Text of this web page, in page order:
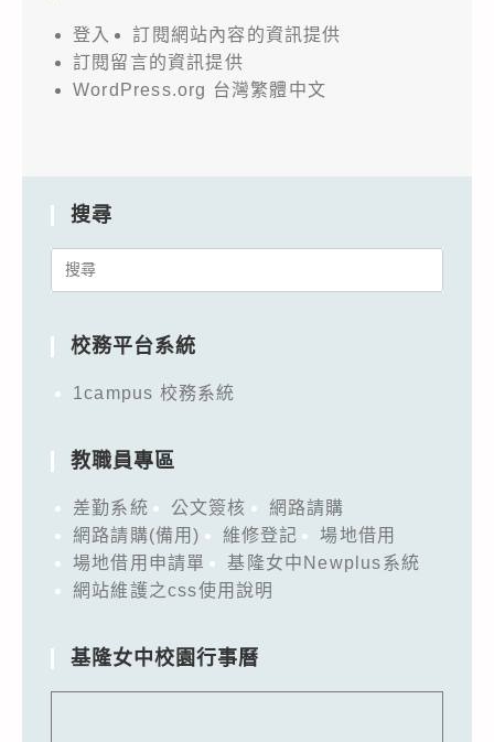
登入
訂閱網站內容的資訊提供
訂閱留言的資訊提供
WordPress.org 台灣繁體中文
搜尋
Search
校務平台系統
1campus 校務系統
教職員專區
差勤系統 公文簽核
網路請購
網路請購(備用)
維修登記
場地借用
場地借用申請單
基隆女中Newplus系統
網站維護之css使用說明
基隆女中校園行事曆